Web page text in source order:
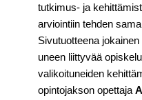
tutkimus- ja
arviointiin tehden
Sivutuotteena
uneen liittyvää
valikoituneiden
opintojakson opettaja